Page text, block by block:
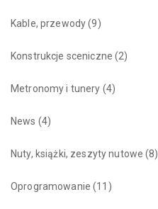
Kable, przewody(9)
Konstrukcje sceniczne (2)
Metronomy i tunery (4)
News (4)
Nuty, książki, zeszyty nutowe (8)
Oprogramowanie (11)